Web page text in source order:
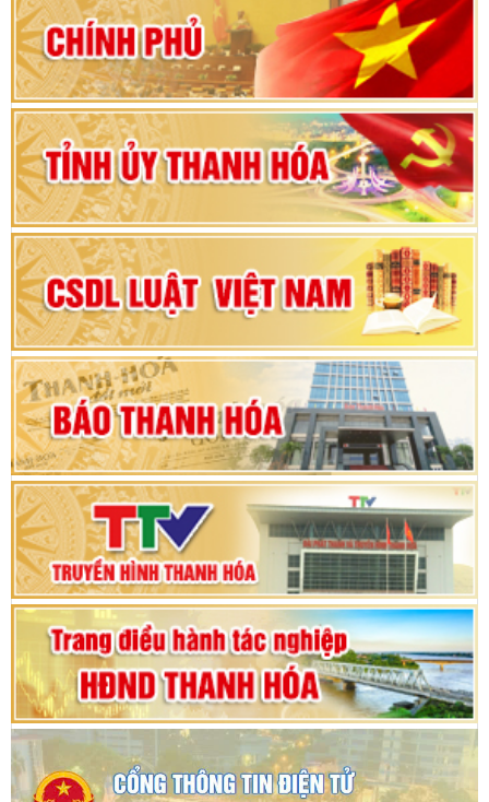
80 năm Quốc hội Việt Nam: vì lợi ích Nhân dân,
vì sự phát triển của đất nước
Bộ Chính trị duyệt nội dung Đại hội đại biểu
Đảng bộ tỉnh Thanh Hóa lần thứ XX, nhiệm kỳ
2025 - 2030
Đại hội đại biểu Đảng bộ xã Yên Thọ lần thứ I,
nhiệm kỳ 2025 – 2030
Đại hội Đảng bộ xã Yên Ninh lần thứ nhất,
nhiệm kỳ 2025 - 2030
Khai mạc Kỳ họp bất thường lần thứ 9, Quốc
hội khóa XV
Phiên thảo luận Kỳ họp thứ 24, HĐND tỉnh
Thanh Hóa khóa XVIII, nhiệm kỳ 2021 - 2026
Bế mạc Kỳ họp thứ hai bốn, Hội đồng nhân dân
tỉnh khoá XVIII